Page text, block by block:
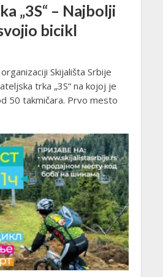
„3S“ – Najbolji
bicikl
Skijališta Srbije
trka „3S“ na kojoj je
50 takmičara. Prvo mesto